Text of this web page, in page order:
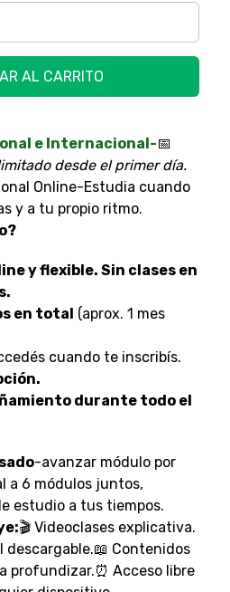
AL CARRITO
e Internacional-📅
desde el primer día.
Online-Estudia cuando
y a tu propio ritmo.
y flexible. Sin clases en
en total (aprox. 1 mes
cuando te inscribís.
durante todo el
-avanzar módulo por
a 6 módulos juntos,
estudio a tus tiempos.
🎬 Videoclases explicativa.
descargable.📖 Contenidos
profundizar.⏰ Acceso libre